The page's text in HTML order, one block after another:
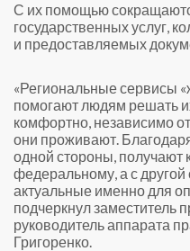
С их помощью
государственных услуг,
и предоставляемых
«Региональные сервисы
помогают людям решать
комфортно, независимо
они проживают.
одной стороны, получают
федеральному, а с
актуальные именно для
подчеркнул заместитель
руководитель аппарата
Григоренко.